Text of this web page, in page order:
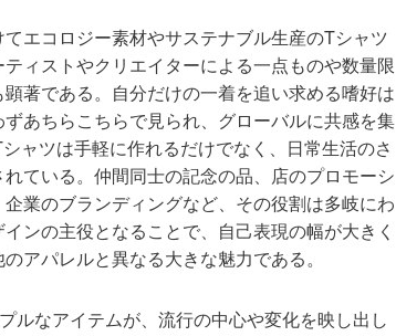
エコロジー素材やサステナブル生産のTシャツ
ィストやクリエイターによる一点ものや数量限
著である。自分だけの一着を追い求める嗜好は
あちらこちらで見られ、グローバルに共感を集
ャツは手軽に作れるだけでなく、日常生活のさ
ている。仲間同士の記念の品、店のプロモーシ
業のブランディングなど、その役割は多岐にわ
ンの主役となることで、自己表現の幅が大きく
アパレルと異なる大きな魅力である。
ルなアイテムが、流行の中心や変化を映し出し